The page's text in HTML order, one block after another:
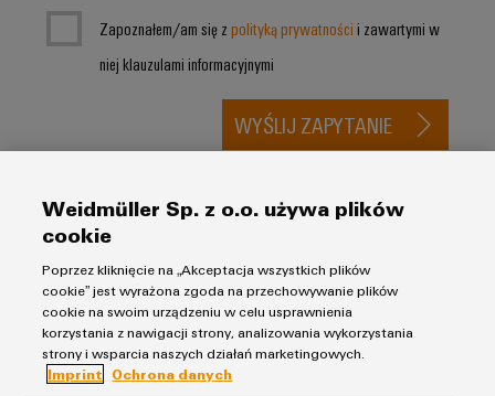
Zapoznałem/am się z polityką prywatności i zawartymi w
niej klauzulami informacyjnymi
WYŚLIJ ZAPYTANIE
Zapisz się na Newsletter
Otrzymuj wiadomości o naszych produktach i
rozwiązaniach oraz aktualnych ofertach. Let's connect.
Weidmüller Sp. z o.o. używa plików
cookie
Poprzez kliknięcie na „Akceptacja wszystkich plików
cookie” jest wyrażona zgoda na przechowywanie plików
cookie na swoim urządzeniu w celu usprawnienia
korzystania z nawigacji strony, analizowania wykorzystania
strony i wsparcia naszych działań marketingowych.
Imprint
Ochrona danych